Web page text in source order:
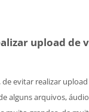
upload de
de evitar realizar
alguns arquivos,